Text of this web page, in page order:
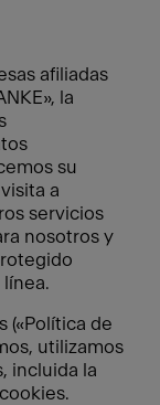
afiliadas
la
su
a
servicios
nosotros y
(«Política de
utilizamos
incluida la